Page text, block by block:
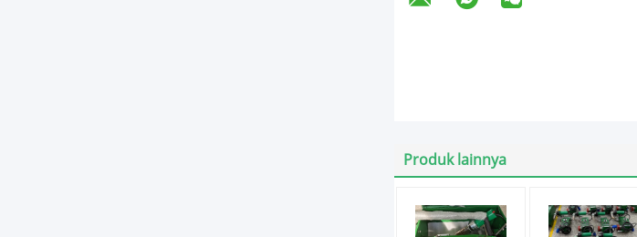
Produk lainnya